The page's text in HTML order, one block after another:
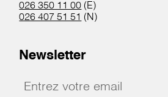
026 350 11 00 (E)
026 407 51 51 (N)
Newsletter